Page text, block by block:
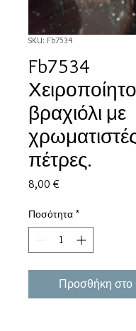
SKU: Fb7534
Fb7534
Χειροποίητο
βραχιόλι με
πέτρες.
8,00 €
Ποσότητα *
Προσθήκη στο